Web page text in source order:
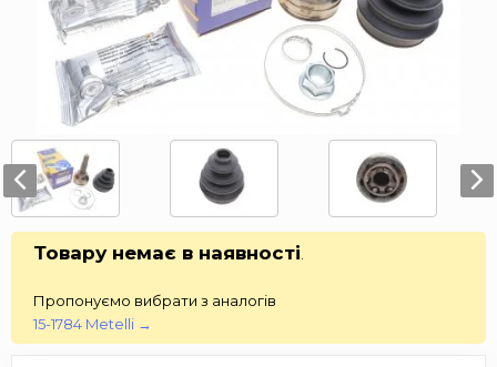
Товару немає в наявності
Пропонуємо вибрати з аналогів
15-1784 Metelli →